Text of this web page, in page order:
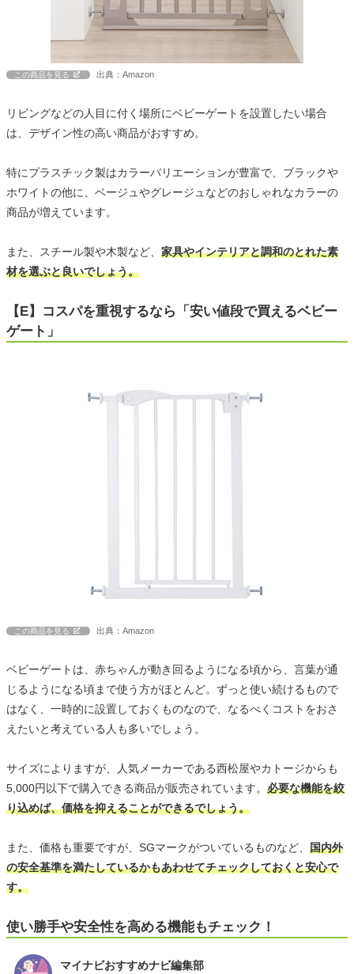
この商品を見る 出典：Amazon
リビングなどの人目に付く場所にベビーゲートを設置したい場合
は、デザイン性の高い商品がおすすめ。
特にプラスチック製はカラーバリエーションが豊富で、ブラックや
ホワイトの他に、ベージュやグレージュなどのおしゃれなカラーの
商品が増えています。
また、スチール製や木製など、 家具やインテリアと調和のとれた素
材を選ぶと良いでしょう。
【E】コスパを重視するなら「安い値段で買えるベビー
ゲート」
この商品を見る 出典：Amazon
ベビーゲートは、赤ちゃんが動き回るようになる頃から、言葉が通
じるようになる頃まで使う方がほとんど。ずっと使い続けるもので
はなく、一時的に設置しておくものなので、なるべくコストをおさ
えたいと考えている人も多いでしょう。
サイズによりますが、人気メーカーである西松屋やカトージからも
5,000円以下で購入できる商品が販売されています。 必要な機能を絞
り込めば、価格を抑えることができるでしょう。
また、価格も重要ですが、SGマークがついているものなど、 国内外
の安全基準を満たしているかもあわせてチェックしておくと安心で
す。
使い勝手や安全性を高める機能もチェック！
マイナビおすすめナビ編集部